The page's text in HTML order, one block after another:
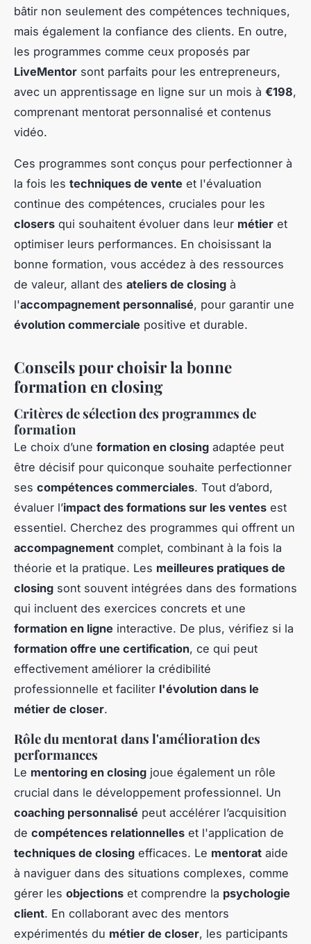
bâtir non seulement des compétences techniques,
mais également la confiance des clients. En outre,
les programmes comme ceux proposés par
LiveMentor sont parfaits pour les entrepreneurs,
avec un apprentissage en ligne sur un mois à €198,
comprenant mentorat personnalisé et contenus
vidéo.
Ces programmes sont conçus pour perfectionner à
la fois les techniques de vente et l'évaluation
continue des compétences, cruciales pour les
closers qui souhaitent évoluer dans leur métier et
optimiser leurs performances. En choisissant la
bonne formation, vous accédez à des ressources
de valeur, allant des ateliers de closing à
l'accompagnement personnalisé, pour garantir une
évolution commerciale positive et durable.
Conseils pour choisir la bonne
formation en closing
Critères de sélection des programmes de
formation
Le choix d’une formation en closing adaptée peut
être décisif pour quiconque souhaite perfectionner
ses compétences commerciales. Tout d’abord,
évaluer l’impact des formations sur les ventes est
essentiel. Cherchez des programmes qui offrent un
accompagnement complet, combinant à la fois la
théorie et la pratique. Les meilleures pratiques de
closing sont souvent intégrées dans des formations
qui incluent des exercices concrets et une
formation en ligne interactive. De plus, vérifiez si la
formation offre une certification, ce qui peut
effectivement améliorer la crédibilité
professionnelle et faciliter l'évolution dans le
métier de closer.
Rôle du mentorat dans l'amélioration des
performances
Le mentoring en closing joue également un rôle
crucial dans le développement professionnel. Un
coaching personnalisé peut accélérer l’acquisition
de compétences relationnelles et l'application de
techniques de closing efficaces. Le mentorat aide
à naviguer dans des situations complexes, comme
gérer les objections et comprendre la psychologie
client. En collaborant avec des mentors
expérimentés du métier de closer, les participants